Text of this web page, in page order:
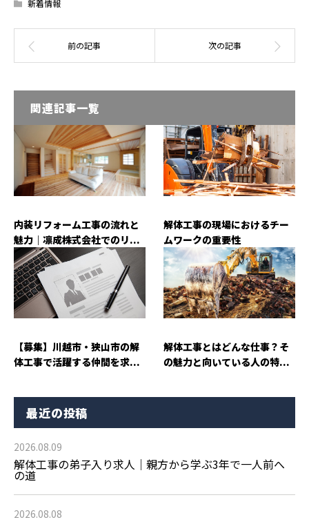
新着情報
関連記事一覧
内装リフォーム工事の流れと
魅力｜凛成株式会社でのリ...
解体工事の現場におけるチー
ムワークの重要性
【募集】川越市・狭山市の解
体工事で活躍する仲間を求...
解体工事とはどんな仕事？そ
の魅力と向いている人の特...
最近の投稿
2026.08.09
解体工事の弟子入り求人｜親方から学ぶ3年で一人前へ
の道
2026.08.08